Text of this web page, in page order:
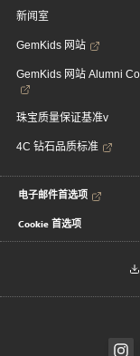
新闻室
GemKids 网站
GemKids 网站 Alumni
珠宝质量保证基准v
4C 钻石品质标准
电子邮件首选项
Cookie 首选项